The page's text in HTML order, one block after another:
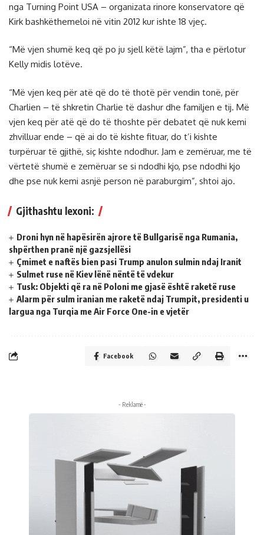
nga Turning Point USA – organizata rinore konservatore që
Kirk bashkëthemeloi në vitin 2012 kur ishte 18 vjeç.
“Më vjen shumë keq që po ju sjell këtë lajm”, tha e përlotur
Kelly midis lotëve.
“Më vjen keq për atë që do të thotë për vendin tonë, për
Charlien – të shkretin Charlie të dashur dhe familjen e tij. Më
vjen keq për atë që do të thoshte për debatet që nuk kemi
zhvilluar ende – që ai do të kishte fituar, do t’i kishte
turpëruar të gjithë, siç kishte ndodhur. Jam e zemëruar, me të
vërtetë shumë e zemëruar se si ndodhi kjo, pse ndodhi kjo
dhe pse nuk kemi asnjë person në paraburgim”, shtoi ajo.
Gjithashtu lexoni:
Droni hyn në hapësirën ajrore të Bullgarisë nga Rumania,
shpërthen pranë një gazsjellësi
Çmimet e naftës bien pasi Trump anulon sulmin ndaj Iranit
Sulmet ruse në Kiev lënë nëntë të vdekur
Tusk: Objekti që ra në Poloni me gjasë është raketë ruse
Alarm për sulm iranian me raketë ndaj Trumpit, presidenti u
largua nga Turqia me Air Force One-in e vjetër
Facebook
- Reklamë -